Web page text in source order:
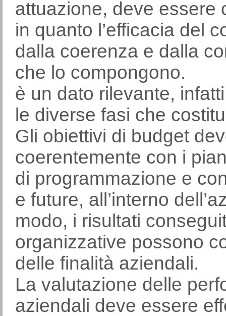
attuazione, deve essere
in quanto l’efficacia del
dalla coerenza e dalla
che lo compongono.
è un dato rilevante,
le diverse fasi che
Gli obiettivi di budget
coerentemente con i
di programmazione e
e future, all’interno
modo, i risultati
organizzative possono
delle finalità aziendali.
La valutazione delle
aziendali deve essere